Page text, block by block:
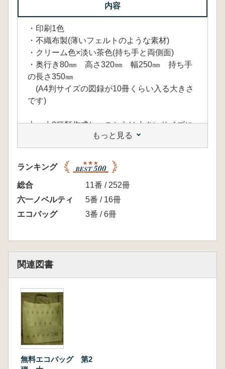
内容
・印刷1色
・不織布製(薄いフェルトのような素材)
・クリーム色×淡い茶色(持ち手と両側面)
・奥行き80㎜ 高さ320㎜ 幅250㎜ 持ち手
の長さ350㎜
(A4判サイズの図録が10冊くらい入る大きさ
です)
大・小2種類作成し、こちらは小さいサイズに
もっと見る
ランキング
総合
11番 / 252冊
六一ノベルティ
5番 / 16冊
エコバッグ
3番 / 6冊
関連図書
無料エコバッグ 第2